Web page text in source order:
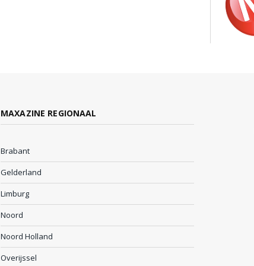
MAXAZINE REGIONAAL
Brabant
Gelderland
Limburg
Noord
Noord Holland
Overijssel